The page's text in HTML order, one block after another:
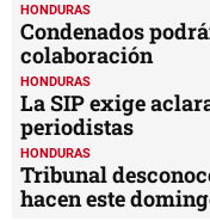
HONDURAS
Condenados
colaboración
HONDURAS
La SIP exige
periodistas
HONDURAS
Tribunal
hacen este